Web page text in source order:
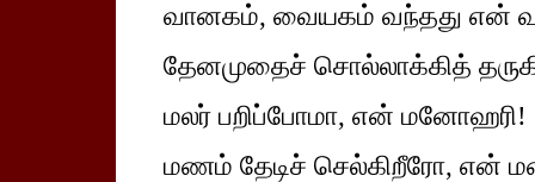
வானகம், வையகம் வந்தது என்
தேனமுதைச் சொல்லாக்கித்
மலர் பறிப்போமா, என் மனோஹரி!
மணம் தேடிச் செல்கிறீரோ, என்